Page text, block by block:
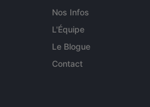
Nos Infos
L'Équipe
Le Blogue
Contact